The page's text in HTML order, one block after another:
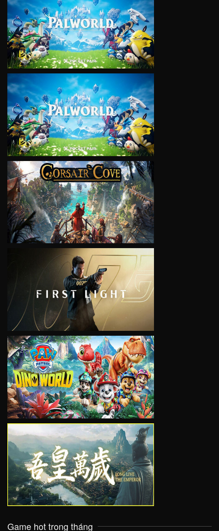
VIEW
VIEW
VIEW
VIEW
VIEW
VIEW
Game hot trong tháng